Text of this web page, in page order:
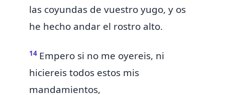
las coyundas de vuestro yugo, y os
he hecho andar el rostro alto.
14 Empero si no me oyereis, ni
hiciereis todos estos mis
mandamientos,